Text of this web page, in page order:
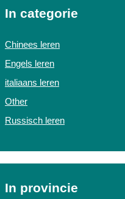
In categorie
Chinees leren
Engels leren
italiaans leren
Other
Russisch leren
In provincie